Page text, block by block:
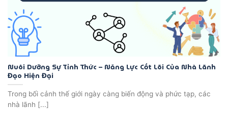
Nuôi Dưỡng Sự Tỉnh Thức – Năng Lực Cốt Lõi Của Nhà Lãnh
Đạo Hiện Đại
Trong bối cảnh thế giới ngày càng biến động và phức tạp, các
nhà lãnh [...]